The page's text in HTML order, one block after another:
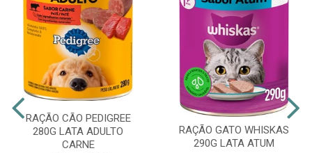
RAÇÃO CÃO PEDIGREE
280G LATA ADULTO
CARNE
RAÇÃO GATO WHISKAS
290G LATA ATUM